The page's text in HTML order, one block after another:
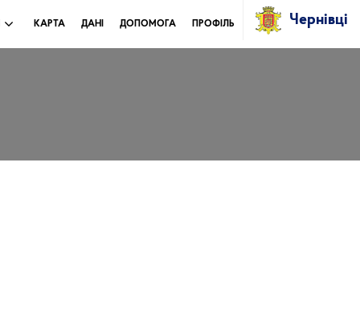
КАРТА ДАНІ ДОПОМОГА ПРОФІЛЬ Чернівці